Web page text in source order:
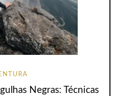
Negras: Técnicas